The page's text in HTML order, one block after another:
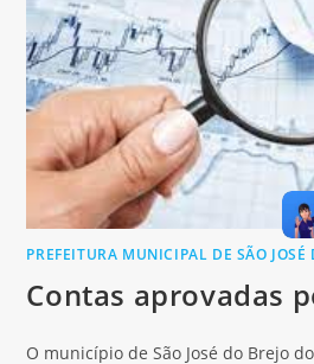
PREFEITURA MUNICIPAL DE SÃO JOSÉ
Contas aprovadas
O município de São José do Brejo